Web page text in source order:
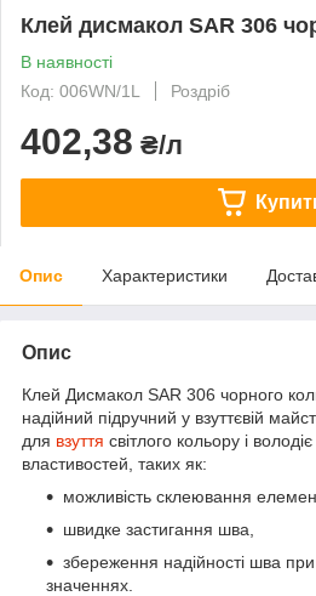
Клей дисмакол SAR 306
В наявності
Код: 006WN/1L
Роздріб
402,38 ₴/л
Опис Характеристики
Опис
Клей Дисмакол SAR 306 чорного
надійний підручний у взуттєвій
для взуття світлого кольору і
властивостей, таких як:
можливість склеювання
швидке застигання шва,
збереження надійності шва
значеннях.